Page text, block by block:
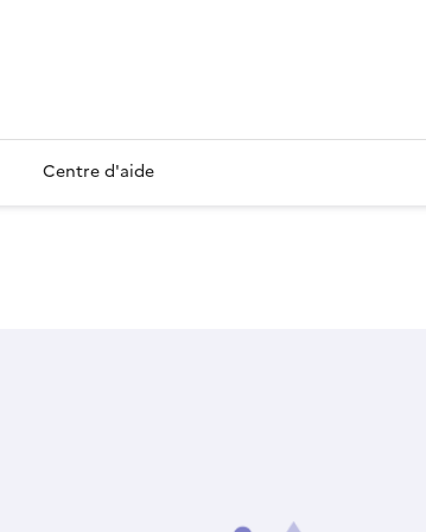
Centre d'aide